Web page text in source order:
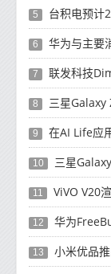
5 台积电预计
6 华为与主要消费
7 联发科技
8 三星Galaxy
9 在AI Life应
10 三星Galaxy
11 ViVO V20渲
12 华为
13 小米优品